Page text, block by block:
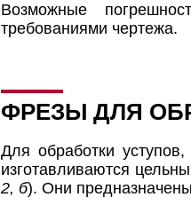
Возможные
требованиями чертежа.
ФРЕЗЫ ДЛЯ
Для обработки
изготавливаются
2, б). Они